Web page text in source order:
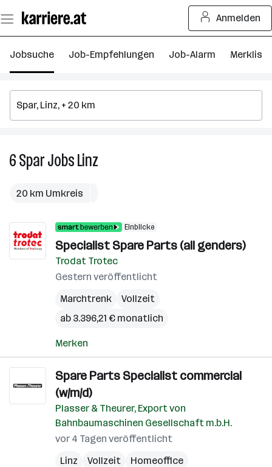
Seiteninhalt
springen
Anmelden
Jobsuche Job-Empfehlungen Job-Alarm Merkliste
6SparJobsLinz
20 km Umkreis
Einblicke
Specialist Spare Parts (all genders)
Trodat Trotec
Gestern veröffentlicht
Marchtrenk
Vollzeit
ab 3.396,21 € monatlich
Merken
Spare Parts Specialist commercial
(w/m/d)
Plasser & Theurer, Export von
Bahnbaumaschinen Gesellschaft m.b.H.
vor 4 Tagen veröffentlicht
Linz
Vollzeit
Homeoffice